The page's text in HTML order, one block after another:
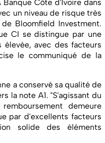
Côte d'Ivoire dans
un niveau de risque très
Bloomfield Investment.
CI se distingue par une
avec des facteurs
le communiqué de la
a conservé sa qualité de
la note A1. "S'agissant du
demeure
par d'excellents facteurs
solide des éléments